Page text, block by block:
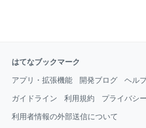
はてなブックマーク
アプリ・拡張機能 開発ブログ ヘル
ガイドライン 利用規約 プライバシ
利用者情報の外部送信について